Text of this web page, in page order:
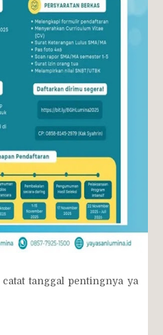
tanggal pentingnya ya